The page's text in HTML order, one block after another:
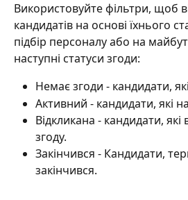
Використовуйте фільтри, щоб
кандидатів на основі їхнього
підбір персоналу або на
наступні статуси згоди:
Немає згоди - кандидати,
Активний - кандидати, які
Відкликана - кандидати,
згоду.
Закінчився - Кандидати,
закінчився.